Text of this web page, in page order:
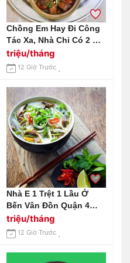
Chồng Em Hay Đi Công
Tác Xa, Nhà Chỉ Có 2 Mẹ
Con Cần Gấp 1 Chị Giúp
Việc Nhà Tại Huỳnh Tấn
Phát Quận 7 Lương 12
Triệu Bao Ăn Ở.
triệu/tháng
12 Giờ Trước
Nhà E 1 Trệt 1 Lầu Ở
Bến Vân Đồn Quận 4
Cần Tuyển Chị Giúp Việc
Lương 14tr Ạ
triệu/tháng
12 Giờ Trước